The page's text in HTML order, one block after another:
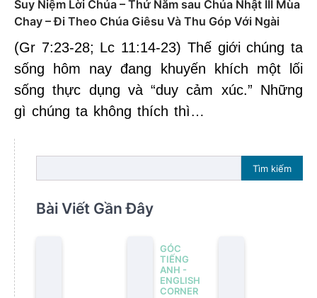
Suy Niệm Lời Chúa – Thứ Năm sau Chúa Nhật III Mùa
Chay – Đi Theo Chúa Giêsu Và Thu Góp Với Ngài
(Gr 7:23-28; Lc 11:14-23) Thế giới chúng ta
sống hôm nay đang khuyến khích một lối
sống thực dụng và “duy cảm xúc.” Những
gì chúng ta không thích thì…
Tìm kiếm
Bài Viết Gần Đây
GÓC
TIẾNG
ANH -
ENGLISH
CORNER